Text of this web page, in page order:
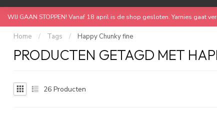
WIJ GAAN STOPPEN! Vanaf 18 april is de shop gesloten. Yarnies gaat
Home / Tags / Happy Chunky fine
PRODUCTEN GETAGD MET
26 Producten